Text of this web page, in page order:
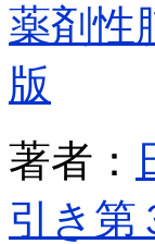
薬剤
版
著者：
引き第